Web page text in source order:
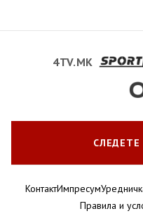
4TV.MK
СЛЕДЕТЕ
КонтактИмпресум
Правила и